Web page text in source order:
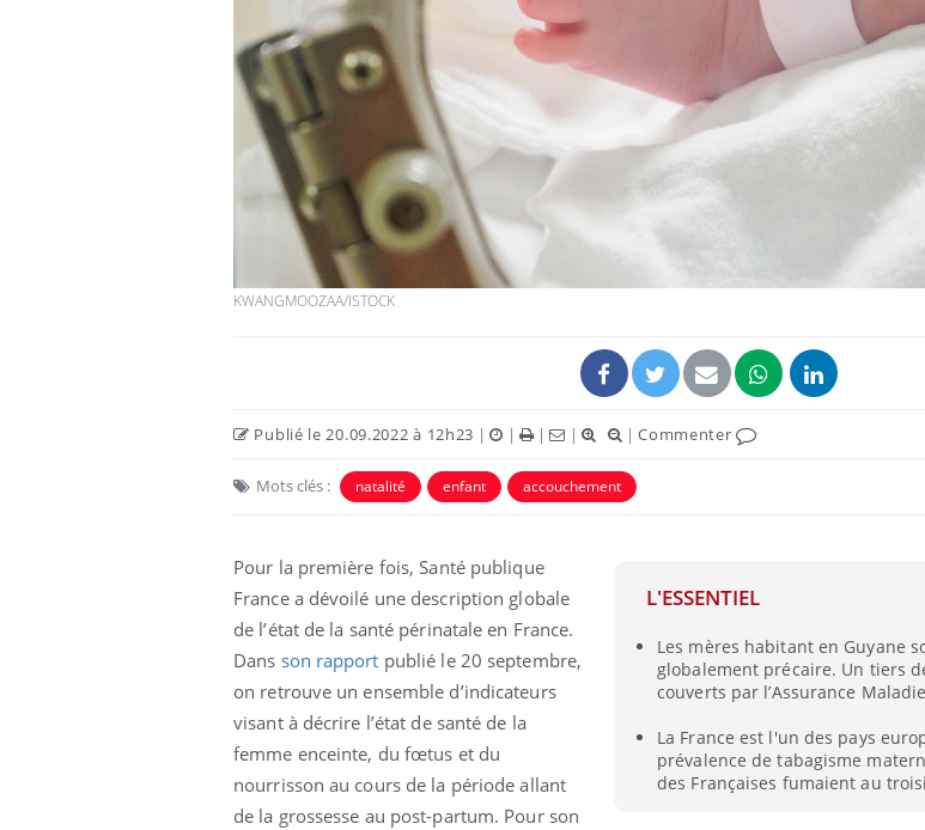
KWANGMOOZAA/ISTOCK
Publié le 20.09.2022 à 12h23 | | | | |Commenter
Mots clés : natalité enfant accouchement
L'ESSENTIEL
Les mères habitant en Guyane
globalement précaire. Un tiers
couverts par l’Assurance
La France est l'un des pays
prévalence de tabagisme
des Françaises fumaient au
Pour la première fois, Santé publique
France a dévoilé une description globale
de l’état de la santé périnatale en France.
Dans son rapport publié le 20 septembre,
on retrouve un ensemble d’indicateurs
visant à décrire l’état de santé de la
femme enceinte, du fœtus et du
nourrisson au cours de la période allant
de la grossesse au post-partum. Pour son
Toujours connectés :
comment le travail
empiète de plus en plus
Cancer colorectal : une
stratégie simple aurait
changé la donne au Pays
basque
Les médicaments GLP-1
protègent-ils aussi les os
Cytomégalovirus : ce qui
change dans la prise en
charge des femmes